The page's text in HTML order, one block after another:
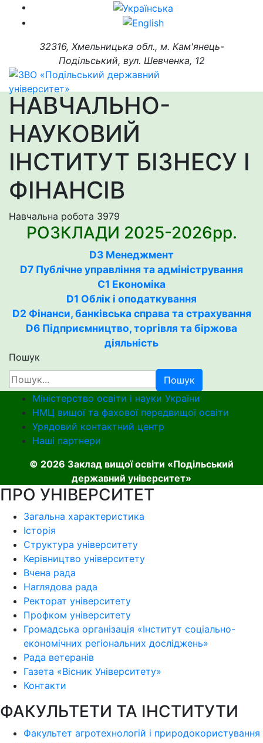
32316, Хмельницька обл., м. Кам'янець-
Подільський, вул. Шевченка, 12
НАВЧАЛЬНО-
НАУКОВИЙ
ІНСТИТУТ БІЗНЕСУ І
ФІНАНСІВ
Навчальна робота 3979
РОЗКЛАДИ 2025-2026рр.
D3 Менеджмент
D7 Публічне управління та адміністрування
С1 Економіка
D1 Облік і оподаткування
D2 Фінанси, банківська справа та страхування
D6 Підприємництво, торгівля та біржова
діяльність
Пошук
Пошук
Міністерство освіти і науки України
НМЦ вищої та фахової передвищої освіти
Урядовий контактний центр
Наші партнери
© 2026 Заклад вищої освіти «Подільський
державний університет»
ПРО УНІВЕРСИТЕТ
Загальна характеристика
Історія
Структура університету
Керівництво університету
Вчена рада
Наглядова рада
Ректорат університету
Профком університету
Громадська організація «Інститут соціально-
економічних регіональних досліджень»
Рада ветеранів
Газета «Вісник Університету»
Контакти
ФАКУЛЬТЕТИ ТА ІНСТИТУТИ
Факультет агротехнологій і природокористування